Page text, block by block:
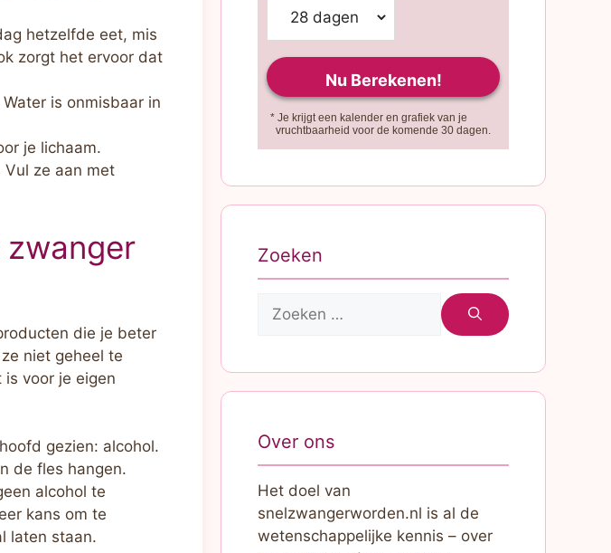
hetzelfde eet, mis
zorgt het ervoor dat
is onmisbaar in
je lichaam.
ze aan met
die je beter
niet geheel te
voor je eigen
gezien: alcohol.
de fles hangen.
alcohol te
kans om te
laten staan.
* Je krijgt een kalender en grafiek van je
vruchtbaarheid voor de komende 30 dagen.
Zoeken
Zoek
Over ons
Het doel van
snelzwangerworden.nl is al de
wetenschappelijke kennis – over